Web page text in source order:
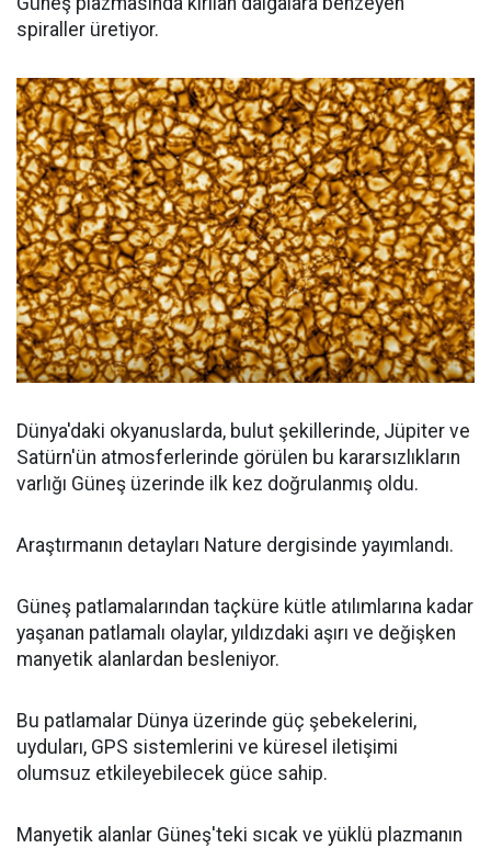
spiraller üretiyor.
Dünya'daki okyanuslarda, bulut şekillerinde, Jüpiter ve
Satürn'ün atmosferlerinde görülen bu kararsızlıkların
varlığı Güneş üzerinde ilk kez doğrulanmış oldu.
Araştırmanın detayları Nature dergisinde yayımlandı.
Güneş patlamalarından taçküre kütle atılımlarına kadar
yaşanan patlamalı olaylar, yıldızdaki aşırı ve değişken
manyetik alanlardan besleniyor.
Bu patlamalar Dünya üzerinde güç şebekelerini,
uyduları, GPS sistemlerini ve küresel iletişimi
olumsuz etkileyebilecek güce sahip.
Manyetik alanlar Güneş'teki sıcak ve yüklü plazmanın